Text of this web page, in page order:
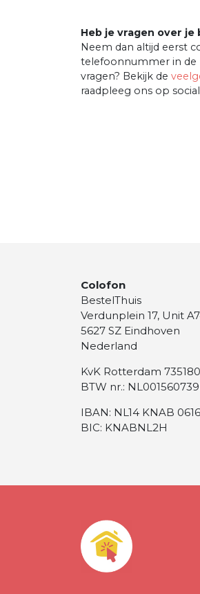
Heb je vragen over je
Neem dan altijd eerst
telefoonnummer in de
vragen? Bekijk de
raadpleeg ons op
Colofon
BestelThuis
Verdunplein 17, Unit
5627 SZ Eindhoven
Nederland
KvK Rotterdam
BTW nr.:
IBAN: NL14 KNAB
BIC: KNABNL2H